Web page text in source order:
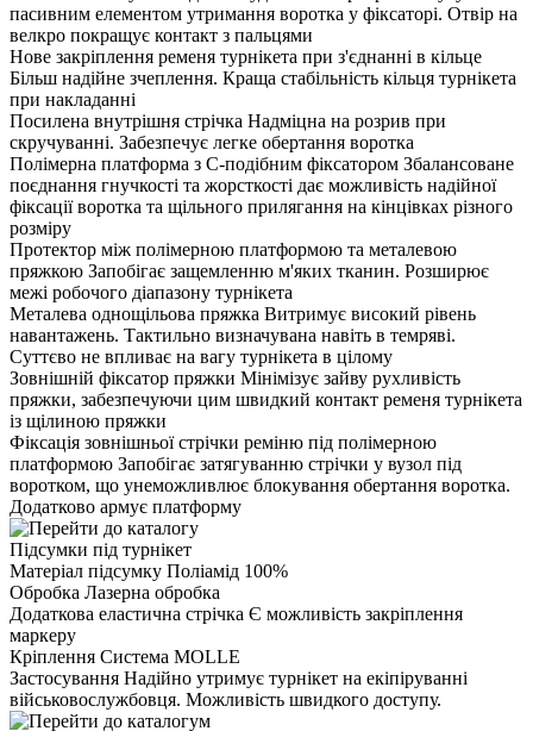
пасивним елементом утримання воротка у фіксаторі. Отвір на
велкро покращує контакт з пальцями
Нове закріплення ременя турнікета при з'єднанні в кільце
Більш надійне зчеплення. Краща стабільність кільця турнікета
при накладанні
Посилена внутрішня стрічка Надміцна на розрив при
скручуванні. Забезпечує легке обертання воротка
Полімерна платформа з С-подібним фіксатором Збалансоване
поєднання гнучкості та жорсткості дає можливість надійної
фіксації воротка та щільного прилягання на кінцівках різного
розміру
Протектор між полімерною платформою та металевою
пряжкою Запобігає защемленню м'яких тканин. Розширює
межі робочого діапазону турнікета
Металева однощільова пряжка Витримує високий рівень
навантажень. Тактильно визначувана навіть в темряві.
Суттєво не впливає на вагу турнікета в цілому
Зовнішній фіксатор пряжки Мінімізує зайву рухливість
пряжки, забезпечуючи цим швидкий контакт ременя турнікета
із щілиною пряжки
Фіксація зовнішньої стрічки реміню під полімерною
платформою Запобігає затягуванню стрічки у вузол під
воротком, що унеможливлює блокування обертання воротка.
Додатково армує платформу
Підсумки під турнікет
Матеріал підсумку Поліамід 100%
Обробка Лазерна обробка
Додаткова еластична стрічка Є можливість закріплення
маркеру
Кріплення Система MOLLE
Застосування Надійно утримує турнікет на екіпіруванні
військовослужбовця. Можливість швидкого доступу.